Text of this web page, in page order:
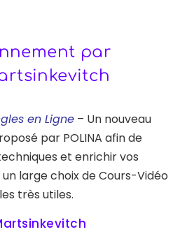
par
en Ligne– Un nouveau
par POLINA afin de
et enrichir vos
large choix de Cours-Vidéo
très utiles.